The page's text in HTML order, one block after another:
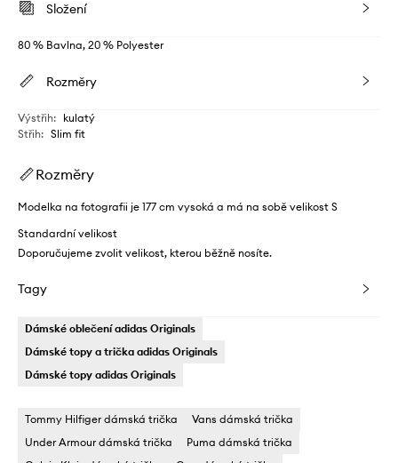
Složení
80 % Bavlna, 20 % Polyester
Rozměry
Výstřih: kulatý
Střih: Slim fit
Rozměry
Modelka na fotografii je 177 cm vysoká a má na sobě velikost S
Standardní velikost
Doporučujeme zvolit velikost, kterou běžně nosíte.
Tagy
Dámské oblečení adidas Originals
Dámské topy a trička adidas Originals
Dámské topy adidas Originals
Tommy Hilfiger dámská trička
Vans dámská trička
Under Armour dámská trička
Puma dámská trička